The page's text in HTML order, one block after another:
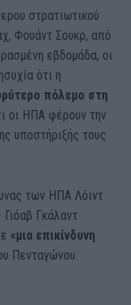
στρατιωτικού
Φουάντ Σουκρ, από
εβδομάδα, οι
ότι η
πόλεμο στη
οι ΗΠΑ φέρουν την
υποστήριξής τους
των ΗΠΑ Λόιντ
Γκάλαντ
«μια επικίνδυνη
Πενταγώνου.